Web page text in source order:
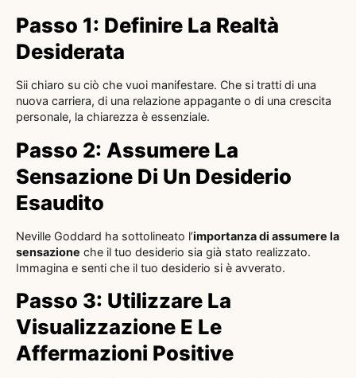
Passo 1: Definire La Realtà
Desiderata
Sii chiaro su ciò che vuoi manifestare. Che si tratti di una
nuova carriera, di una relazione appagante o di una crescita
personale, la chiarezza è essenziale.
Passo 2: Assumere La
Sensazione Di Un Desiderio
Esaudito
Neville Goddard ha sottolineato l’importanza di assumere la
sensazione che il tuo desiderio sia già stato realizzato.
Immagina e senti che il tuo desiderio si è avverato.
Passo 3: Utilizzare La
Visualizzazione E Le
Affermazioni Positive